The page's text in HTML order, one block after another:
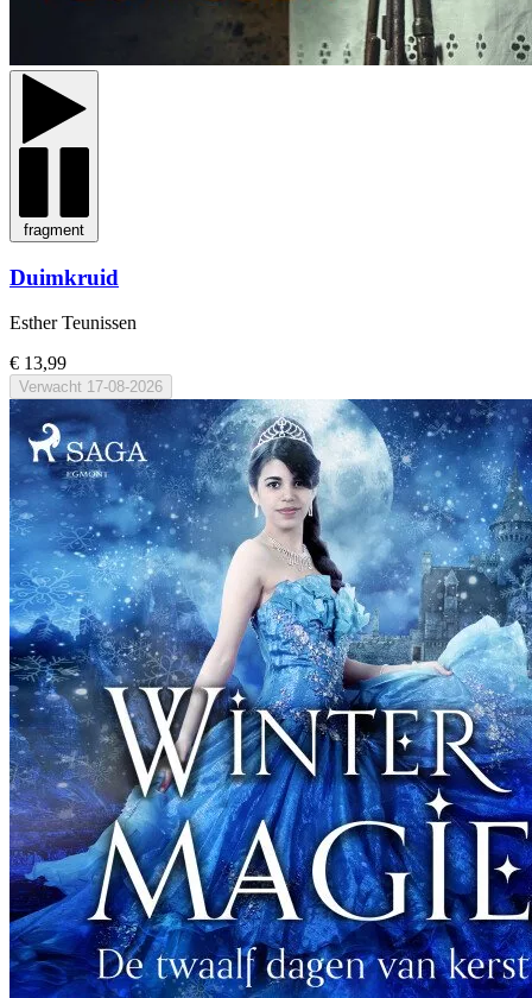
fragment
Duimkruid
Esther Teunissen
€ 13,99
Verwacht 17-08-2026